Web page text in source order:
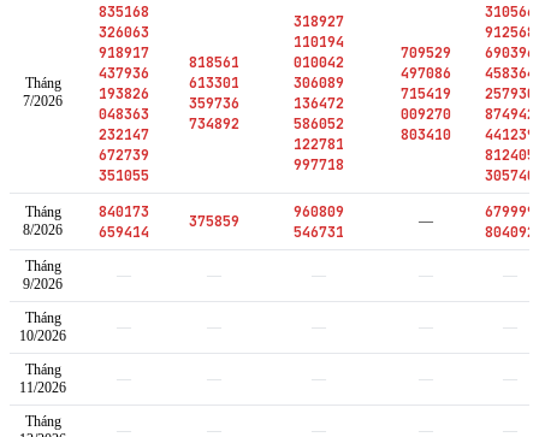
Tháng
7/2026
835168
326063
918917
437936
193826
048363
232147
672739
351055
818561
613301
359736
734892
318927
110194
010042
306089
136472
586052
122781
997718
709529
497086
715419
009270
803410
310566
912568
690396
458364
257930
874942
441239
812405
305740
Tháng
8/2026
840173
659414
375859
960809
546731
—
679999
804092
Tháng
9/2026
— — — — —
Tháng
10/2026
— — — — —
Tháng
11/2026
— — — — —
Tháng
— — — — —